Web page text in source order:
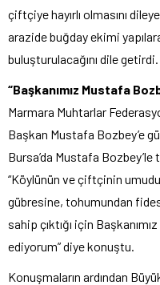
çiftçiye hayırlı olmasını
arazide buğday ekimi
buluşturulacağını dile getirdi.
“Başkanımız Mustafa
Marmara Muhtarlar
Başkan Mustafa Bozbey’e
Bursa’da Mustafa Bozbey’le
“Köylünün ve çiftçinin
gübresine, tohumundan
sahip çıktığı için
ediyorum” diye konuştu.
Konuşmaların ardından